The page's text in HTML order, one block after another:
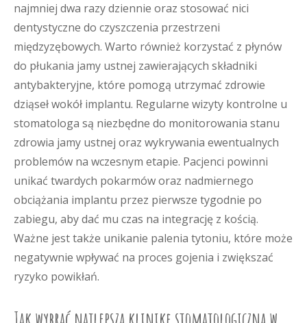
najmniej dwa razy dziennie oraz stosować nici
dentystyczne do czyszczenia przestrzeni
międzyzębowych. Warto również korzystać z płynów
do płukania jamy ustnej zawierających składniki
antybakteryjne, które pomogą utrzymać zdrowie
dziąseł wokół implantu. Regularne wizyty kontrolne u
stomatologa są niezbędne do monitorowania stanu
zdrowia jamy ustnej oraz wykrywania ewentualnych
problemów na wczesnym etapie. Pacjenci powinni
unikać twardych pokarmów oraz nadmiernego
obciążania implantu przez pierwsze tygodnie po
zabiegu, aby dać mu czas na integrację z kością.
Ważne jest także unikanie palenia tytoniu, które może
negatywnie wpływać na proces gojenia i zwiększać
ryzyko powikłań.